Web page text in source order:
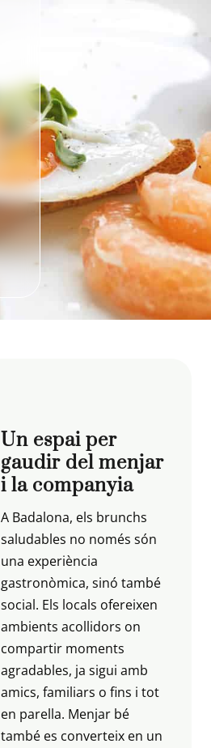
Un espai per
gaudir del menjar
i la companyia
A Badalona, ​​els brunchs
saludables no només són
una experiència
gastronòmica, sinó també
social. Els locals ofereixen
ambients acollidors on
compartir moments
agradables, ja sigui amb
amics, familiars o fins i tot
en parella. Menjar bé
també es converteix en un